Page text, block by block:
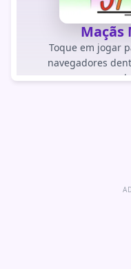
Maçãs
Toque em jogar
navegadores